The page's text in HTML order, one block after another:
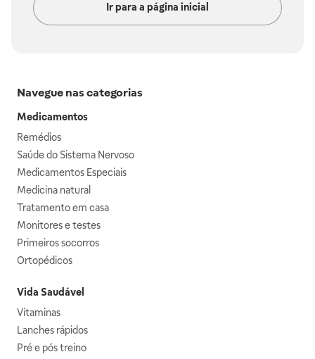
Ir para a página inicial
Navegue nas categorias
Medicamentos
Remédios
Saúde do Sistema Nervoso
Medicamentos Especiais
Medicina natural
Tratamento em casa
Monitores e testes
Primeiros socorros
Ortopédicos
Vida Saudável
Vitaminas
Lanches rápidos
Pré e pós treino